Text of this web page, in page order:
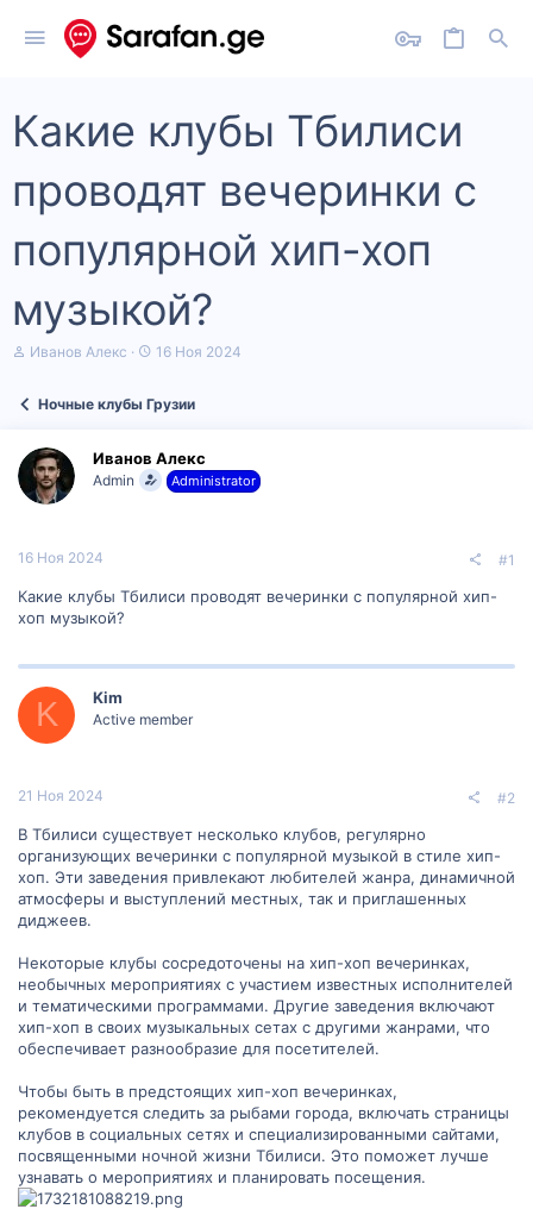
Какие клубы Тбилиси
проводят вечеринки с
популярной хип-хоп
музыкой?
А
т
е
м
ы
Иванов Алекс
Д
а
ч
а
16 Ноя 2024
Ночные клубы Грузии
Иванов Алекс
Admin Administrator
16 Ноя 2024 #1
Какие клубы Тбилиси проводят вечеринки с популярной хип-
хоп музыкой?
K Kim
Active member
21 Ноя 2024 #2
В Тбилиси существует несколько клубов, регулярно
организующих вечеринки с популярной музыкой в стиле хип-
хоп. Эти заведения привлекают любителей жанра, динамичной
атмосферы и выступлений местных, так и приглашенных
диджеев.
Некоторые клубы сосредоточены на хип-хоп вечеринках,
необычных мероприятиях с участием известных исполнителей
и тематическими программами. Другие заведения включают
хип-хоп в своих музыкальных сетах с другими жанрами, что
обеспечивает разнообразие для посетителей.
Чтобы быть в предстоящих хип-хоп вечеринках,
рекомендуется следить за рыбами города, включать страницы
клубов в социальных сетях и специализированными сайтами,
посвященными ночной жизни Тбилиси. Это поможет лучше
узнавать о мероприятиях и планировать посещения.